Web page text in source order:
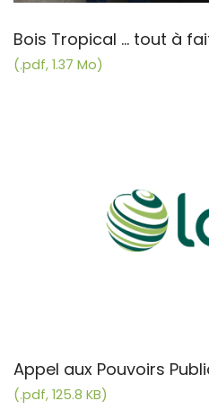
Bois Tropical ... tout à
(.pdf, 1.37 Mo)
Appel aux Pouvoirs
(.pdf, 125.8 KB)